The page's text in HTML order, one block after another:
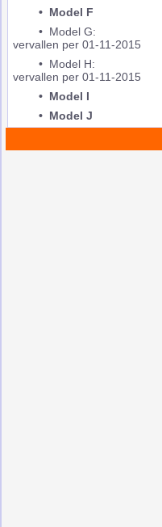
• Model F
• Model G:
vervallen per 01-11-2015
• Model H:
vervallen per 01-11-2015
• Model I
• Model J